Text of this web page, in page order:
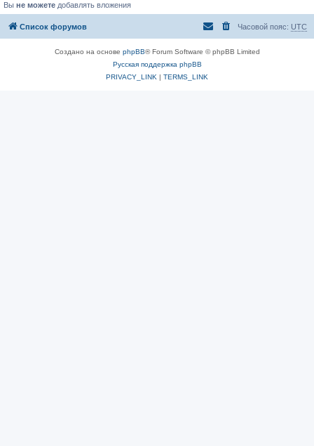
Вы не можете добавлять вложения
Список форумов Часовой пояс: UTC
Создано на основе phpBB® Forum Software © phpBB Limited
Русская поддержка phpBB
PRIVACY_LINK | TERMS_LINK